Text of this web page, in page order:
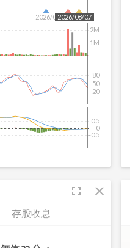
2026/07/162026/08/07
1M
2M
20
50
80
-0.5
0
0.5
fullscreen close
存股收息